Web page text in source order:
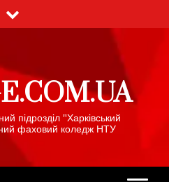
підрозділ "Харківський
фаховий коледж НТУ